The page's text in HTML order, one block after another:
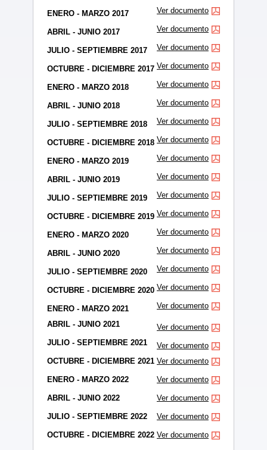
ENERO - MARZO 2017 Ver documento
ABRIL - JUNIO 2017 Ver documento
JULIO - SEPTIEMBRE 2017 Ver documento
OCTUBRE - DICIEMBRE 2017 Ver documento
ENERO - MARZO 2018 Ver documento
ABRIL - JUNIO 2018 Ver documento
JULIO - SEPTIEMBRE 2018 Ver documento
OCTUBRE - DICIEMBRE 2018 Ver documento
ENERO - MARZO 2019 Ver documento
ABRIL - JUNIO 2019 Ver documento
JULIO - SEPTIEMBRE 2019 Ver documento
OCTUBRE - DICIEMBRE 2019 Ver documento
ENERO - MARZO 2020 Ver documento
ABRIL - JUNIO 2020 Ver documento
JULIO - SEPTIEMBRE 2020 Ver documento
OCTUBRE - DICIEMBRE 2020 Ver documento
ENERO - MARZO 2021 Ver documento
ABRIL - JUNIO 2021
Ver documento
JULIO - SEPTIEMBRE 2021
Ver documento
OCTUBRE - DICIEMBRE 2021 Ver documento
ENERO - MARZO 2022 Ver documento
ABRIL - JUNIO 2022 Ver documento
JULIO - SEPTIEMBRE 2022 Ver documento
OCTUBRE - DICIEMBRE 2022 Ver documento